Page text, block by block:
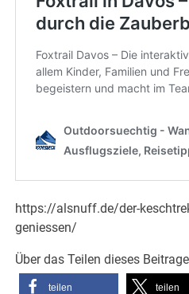
https://alsnuff.de/der-
geniessen/
Über das Teilen dieses
teilen teilen